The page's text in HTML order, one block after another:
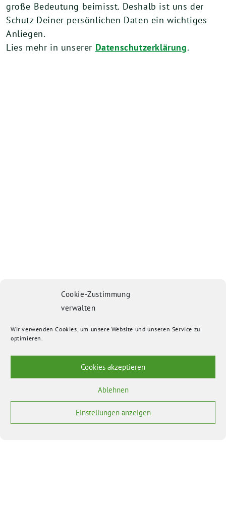
Cookie-Zustimmung
verwalten
Wir verwenden Cookies, um unsere Website und unseren Service zu
optimieren.
Cookies akzeptieren
Ablehnen
Einstellungen anzeigen
große Bedeutung beimisst. Deshalb ist uns der
Schutz Deiner persönlichen Daten ein wichtiges
Anliegen.
Lies mehr in unserer Datenschutzerklärung.